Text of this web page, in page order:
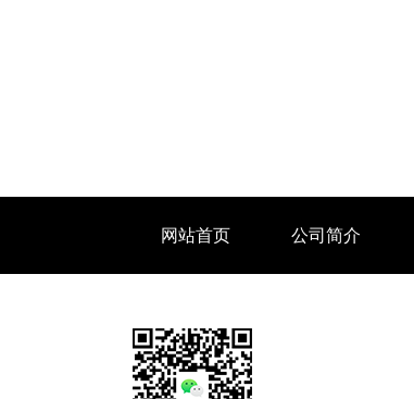
网站首页 公司简介